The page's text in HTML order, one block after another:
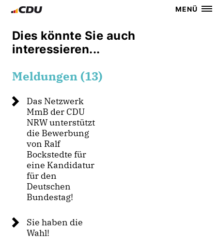
MENÜ
Dies könnte Sie auch
interessieren...
Meldungen (13)
Das Netzwerk
MmB der CDU
NRW unterstützt
die Bewerbung
von Ralf
Bockstedte für
eine Kandidatur
für den
Deutschen
Bundestag!
Sie haben die
Wahl!